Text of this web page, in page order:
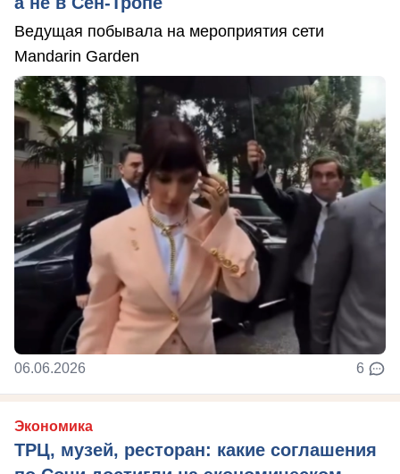
Ведущая побывала на мероприятия сети
Mandarin Garden
06.06.2026 6
Экономика
ТРЦ, музей, ресторан: какие соглашения